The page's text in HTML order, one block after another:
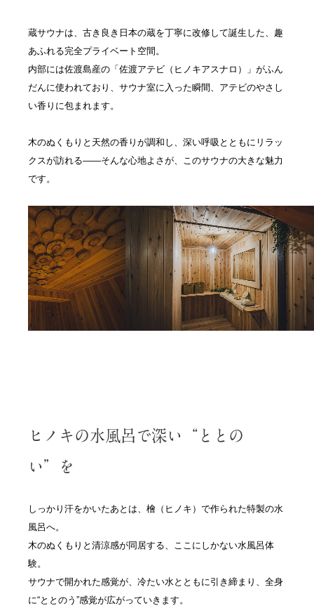
蔵サウナは、古き良き日本の蔵を丁寧に改修して誕生した、趣
あふれる完全プライベート空間。
内部には佐渡島産の「佐渡アテビ（ヒノキアスナロ）」がふん
だんに使われており、サウナ室に入った瞬間、アテビのやさし
い香りに包まれます。
木のぬくもりと天然の香りが調和し、深い呼吸とともにリラッ
クスが訪れる——そんな心地よさが、このサウナの大きな魅力
です。
ヒノキの水風呂で深い“ととの
い”を
しっかり汗をかいたあとは、檜（ヒノキ）で作られた特製の水
風呂へ。
木のぬくもりと清涼感が同居する、ここにしかない水風呂体
験。
サウナで開かれた感覚が、冷たい水とともに引き締まり、全身
に“ととのう”感覚が広がっていきます。